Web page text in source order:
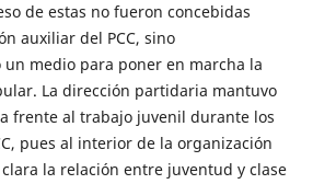
de estas no fueron concebidas
auxiliar del PCC, sino
medio para poner en marcha la
La dirección partidaria mantuvo
frente al trabajo juvenil durante los
pues al interior de la organización
la relación entre juventud y clase